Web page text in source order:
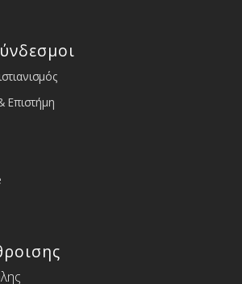
Επιστήμη